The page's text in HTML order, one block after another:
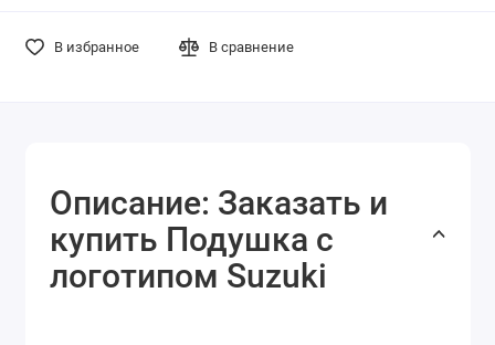
В избранное В сравнение
Описание: Заказать и
купить Подушка с
логотипом Suzuki